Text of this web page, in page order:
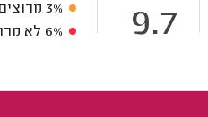
9.7
3%
6% לא